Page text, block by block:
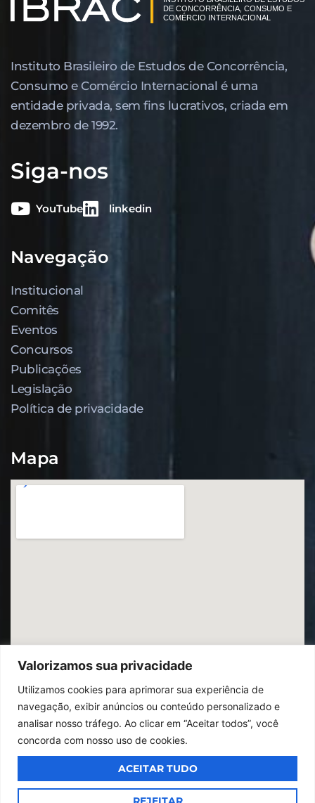
Valorizamos sua privacidade
Utilizamos cookies para aprimorar sua experiência de
navegação, exibir anúncios ou conteúdo personalizado e
analisar nosso tráfego. Ao clicar em “Aceitar todos”, você
concorda com nosso uso de cookies.
ACEITAR TUDO
Instituto Brasileiro de Estudos de Concor­rência,
Consumo e Comércio Internacional é uma
entidade privada, sem fins lucrativos, criada em
dezembro de 1992.
Siga-nos
YouTube linkedin
Navegação
Institucional
Comitês
Eventos
Concursos
Publicações
Legislação
Política de privacidade
Mapa
Todos os direitos reservados,
Design By Jumps